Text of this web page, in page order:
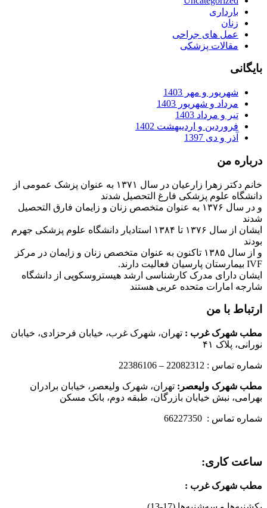
بارداری
زنان
عمل های جراحی
مقالات پزشکی
بایگانی
شهریور و مهر 1403
مرداد و شهریور 1403
تیر و مرداد 1403
فروردین و اردیبهشت 1402
آذر و دی 1397
درباره من
خانم دکتر زهرا زارعیان در سال ۱۳۷۱ به عنوان پزشک عمومی از
دانشگاه علوم پزشکی فارغ التحصیل شدند
و در سال ۱۳۷۶ به عنوان متخصص زنان و زایمان فارق التحصیل
شدند
ایشان از سال ۱۳۷۶ تا ۱۳۸۴ استادیار دانشگاه علوم پزشکی جهرم
بودند
و از سال ۱۳۸۵ تاکنون به عنوان متخصص زنان و زایمان در مرکز
IVF بیمارستان پارسیان فعالیت دارند.
ایشان دارای مدرک کارشناسی ارشد هیستروسکوپی از دانشگاه
شارجه امارات متحده عربی هستند
ارتباط با من
مطب شهرک غرب : تهران، شهرک غرب، خیابان فرحزادی، خیابان
نورانی، پلاک ۴۱
شماره تماس : 22082312 – 22386106
مطب شهرک ولیعصر: تهران، شهرک ولیعصر، خیابان برادران
بهرامی، نبش خیابان بازرگان، طبقه دوم، بانک مسکن
شماره تماس : 66227350
ساعت کاری:
مطب شهرک غرب :